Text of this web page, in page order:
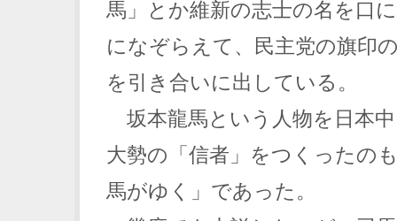
馬」とか維新の志士の名を口
になぞらえて、民主党の旗印
を引き合いに出している。
坂本龍馬という人物を日本
大勢の「信者」をつくったの
馬がゆく」であった。